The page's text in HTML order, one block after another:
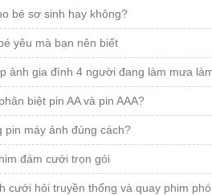
bé sơ sinh hay không?
yêu mà bạn nên biết
ảnh gia đình 4 người đang làm mưa
biệt pin AA và pin AAA?
pin máy ảnh đúng cách?
đám cưới trọn gói
cưới hỏi truyền thống và quay phim